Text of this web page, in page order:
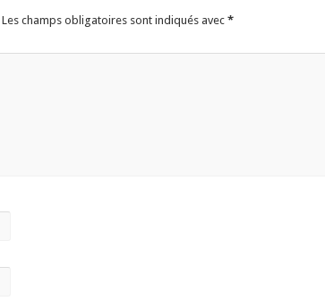
Les champs obligatoires sont indiqués avec *